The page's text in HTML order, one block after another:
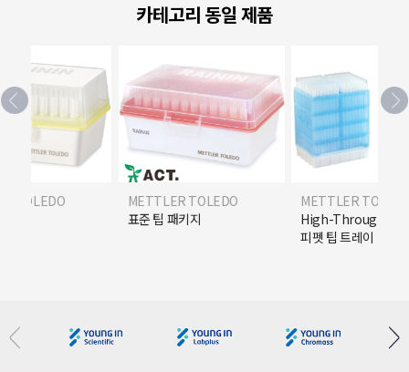
카테고리 동일 제품
TOLEDO
METTLER TOLEDO
표준 팁 패키지
METTLER
High-Throughput
피펫 팁 트레이